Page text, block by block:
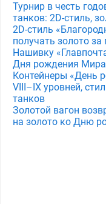
Турнир в честь
танков: 2D-стиль,
2D-стиль
получать золото
Нашивку
Дня рождения
Контейнеры «День
VIII–IX уровней,
танков
Золотой вагон
на золото ко Дню